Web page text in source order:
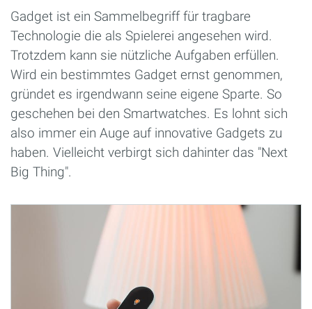
Gadget ist ein Sammelbegriff für tragbare
Technologie die als Spielerei angesehen wird.
Trotzdem kann sie nützliche Aufgaben erfüllen.
Wird ein bestimmtes Gadget ernst genommen,
gründet es irgendwann seine eigene Sparte. So
geschehen bei den Smartwatches. Es lohnt sich
also immer ein Auge auf innovative Gadgets zu
haben. Vielleicht verbirgt sich dahinter das "Next
Big Thing".